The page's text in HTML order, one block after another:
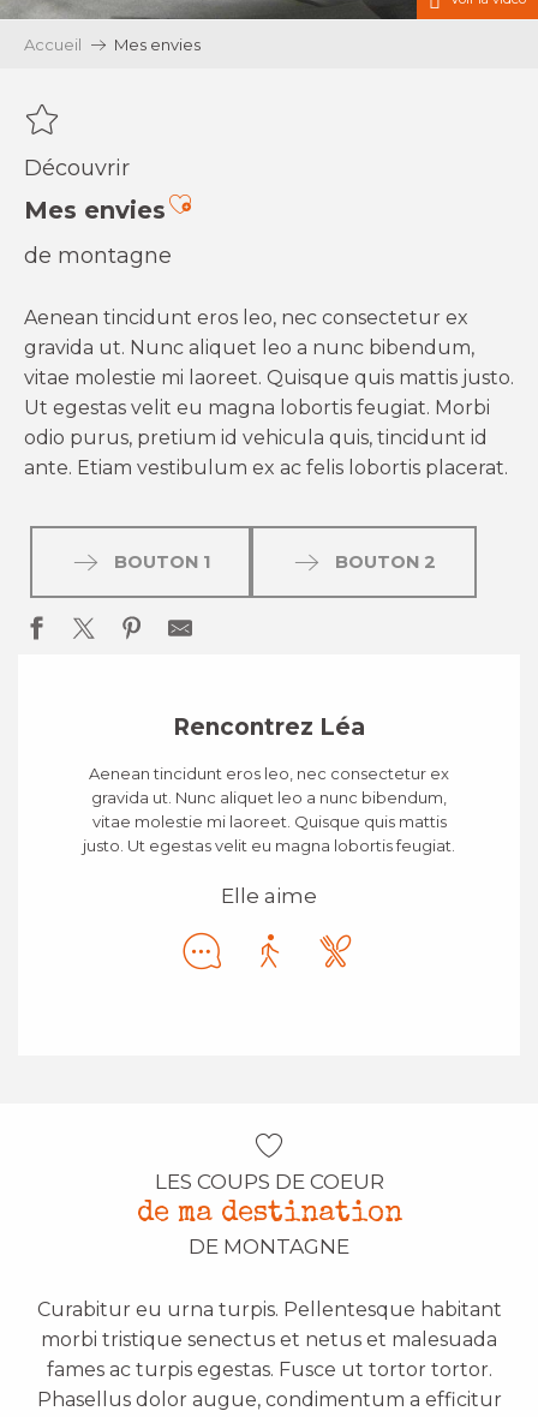
Accueil Mes envies
Découvrir
Mes enviesAjouter aux favoris
de montagne
Aenean tincidunt eros leo, nec consectetur ex
gravida ut. Nunc aliquet leo a nunc bibendum,
vitae molestie mi laoreet. Quisque quis mattis justo.
Ut egestas velit eu magna lobortis feugiat. Morbi
odio purus, pretium id vehicula quis, tincidunt id
ante. Etiam vestibulum ex ac felis lobortis placerat.
BOUTON 1 BOUTON 2
Rencontrez Léa
Aenean tincidunt eros leo, nec consectetur ex
gravida ut. Nunc aliquet leo a nunc bibendum,
vitae molestie mi laoreet. Quisque quis mattis
justo. Ut egestas velit eu magna lobortis feugiat.
Elle aime
LES COUPS DE COEUR
de ma destination
DE MONTAGNE
Curabitur eu urna turpis. Pellentesque habitant
morbi tristique senectus et netus et malesuada
fames ac turpis egestas. Fusce ut tortor tortor.
Phasellus dolor augue, condimentum a efficitur